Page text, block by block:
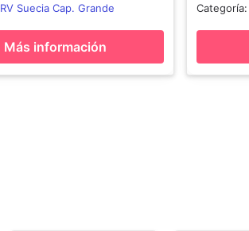
RV Suecia Cap. Grande
Más información
Ireland -
Categoría